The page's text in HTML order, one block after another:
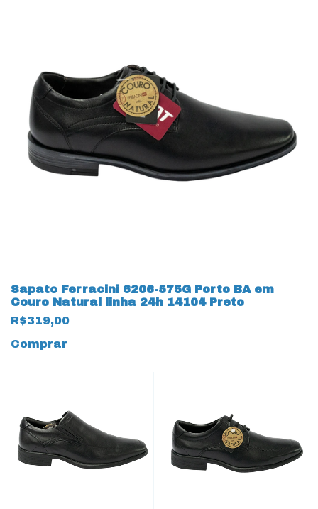
Sapato Ferracini 6206-575G Porto BA em
Couro Natural linha 24h 14104 Preto
R$319,00
Comprar